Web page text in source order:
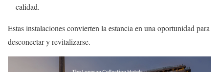
calidad.
Estas instalaciones convierten la estancia en una oportunidad para
desconectar y revitalizarse.